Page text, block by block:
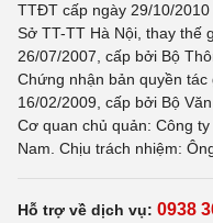
TTĐT cấp ngày 29/10/
Sở TT-TT Hà Nội, thay thế
26/07/2007, cấp bởi Bộ
Chứng nhận bản quyền
16/02/2009, cấp bởi Bộ
Cơ quan chủ quản: Công
Nam. Chịu trách nhiệm:
Hỗ trợ về dịch vụ: 0938